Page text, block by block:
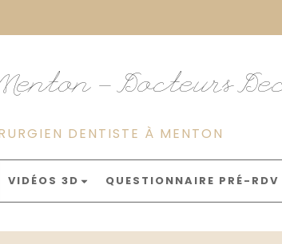
- Docteurs
DENTISTE À MENTON
VIDÉOS 3D QUESTIONNAIRE PRÉ-RDV